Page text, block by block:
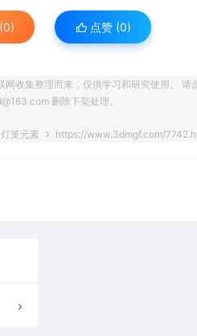
点赞 (0)
收集整理而来，仅供学习和研究使用。
删除下架处理。
笼元素 https://www.3dmgf.com/